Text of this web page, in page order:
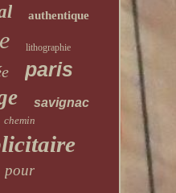
authentique
lithographie
paris
savignac
chemin
pour